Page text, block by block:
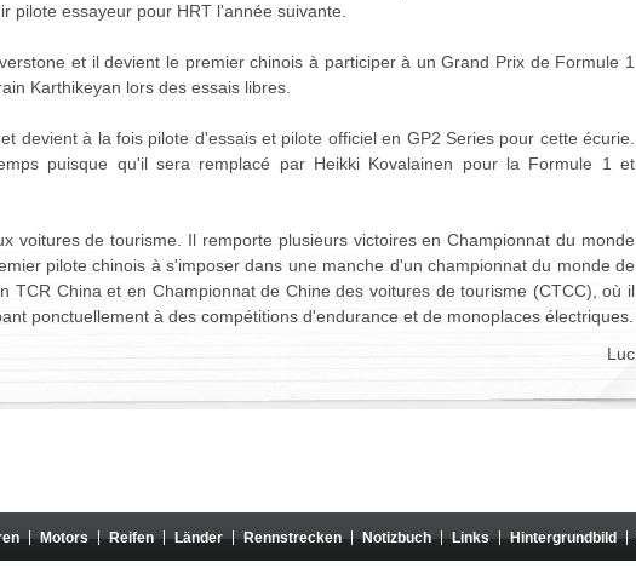
pilote essayeur pour HRT l'année suivante.
et il devient le premier chinois à participer à un Grand Prix de Formule 1
Karthikeyan lors des essais libres.
devient à la fois pilote d'essais et pilote officiel en GP2 Series pour cette écurie.
puisque qu'il sera remplacé par Heikki Kovalainen pour la Formule 1 et
voitures de tourisme. Il remporte plusieurs victoires en Championnat du monde
pilote chinois à s'imposer dans une manche d'un championnat du monde de
TCR China et en Championnat de Chine des voitures de tourisme (CTCC), où il
ponctuellement à des compétitions d'endurance et de monoplaces électriques.
Luc
Motors Reifen Länder Rennstrecken Notizbuch Links Hintergrundbild